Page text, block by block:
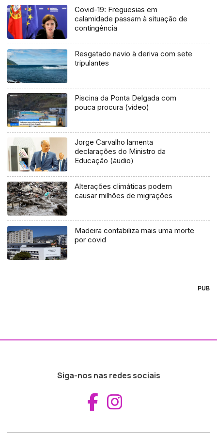
Covid-19: Freguesias em
calamidade passam à situação de
contingência
Resgatado navio à deriva com sete
tripulantes
Piscina da Ponta Delgada com
pouca procura (vídeo)
Jorge Carvalho lamenta
declarações do Ministro da
Educação (áudio)
Alterações climáticas podem
causar milhões de migrações
Madeira contabiliza mais uma morte
por covid
PUB
Siga-nos nas redes sociais
Aceder ao